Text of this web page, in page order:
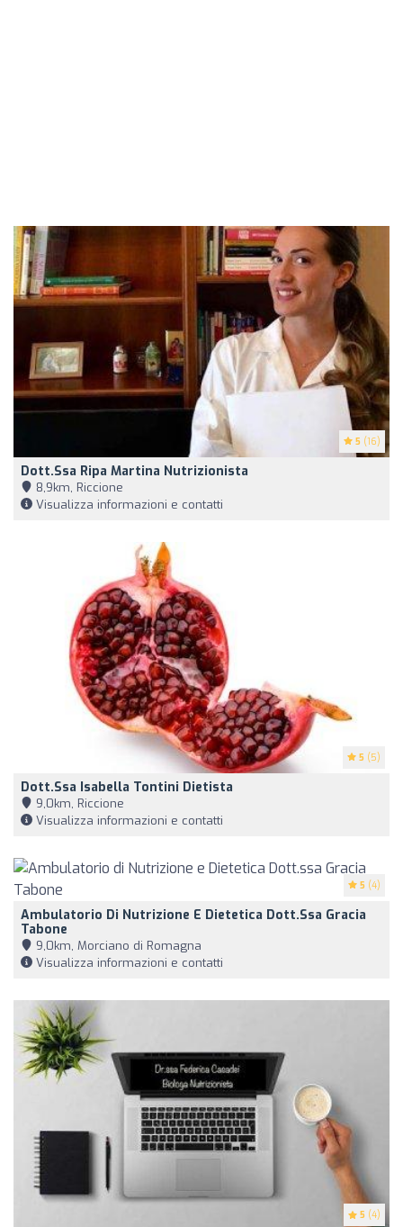
5 (16)
Dott.ssa Ripa Martina Nutrizionista
8,9km, Riccione
Visualizza informazioni e contatti
5 (5)
Dott.ssa Isabella Tontini Dietista
9,0km, Riccione
Visualizza informazioni e contatti
5 (4)
Ambulatorio Di Nutrizione E Dietetica Dott.ssa Gracia
Tabone
9,0km, Morciano di Romagna
Visualizza informazioni e contatti
5 (4)